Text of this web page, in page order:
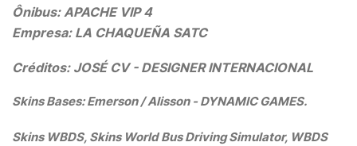
Ônibus: APACHE VIP 4
Empresa: LA CHAQUEÑA SATC
Créditos: JOSÉ CV - DESIGNER INTERNACIONAL
Skins Bases: Emerson / Alisson - DYNAMIC GAMES.
Skins WBDS, Skins World Bus Driving Simulator, WBDS